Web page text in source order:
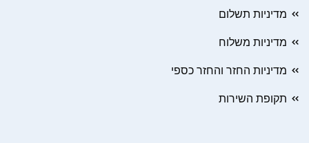
מדיניות תשלום
מדיניות משלוח
מדיניות החזר והחזר כספי
תקופת השירות